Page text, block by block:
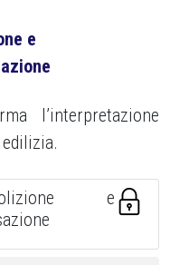
e
l’interpretazione
e